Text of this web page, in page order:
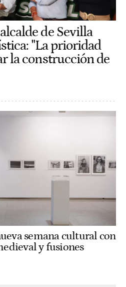
de Sevilla
"La prioridad
la construcción de
semana cultural con
y fusiones